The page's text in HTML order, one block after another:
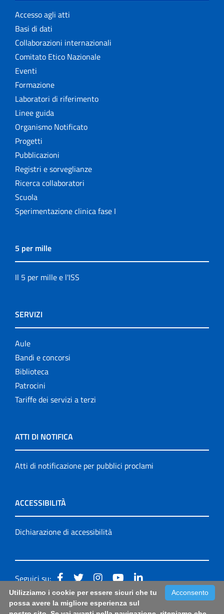
Accesso agli atti
Basi di dati
Collaborazioni internazionali
Comitato Etico Nazionale
Eventi
Formazione
Laboratori di riferimento
Linee guida
Organismo Notificato
Progetti
Pubblicazioni
Registri e sorveglianze
Ricerca collaboratori
Scuola
Sperimentazione clinica fase I
5 per mille
Il 5 per mille e l'ISS
SERVIZI
Aule
Bandi e concorsi
Biblioteca
Patrocini
Tariffe dei servizi a terzi
ATTI DI NOTIFICA
Atti di notificazione per pubblici proclami
ACCESSIBILITÀ
Dichiarazione di accessibilità
Seguici su:
Accessibilità: form di segnalazione di prima istanza per
Acconsento
Utilizziamo i cookie per essere sicuri che tu
possa avere la migliore esperienza sul